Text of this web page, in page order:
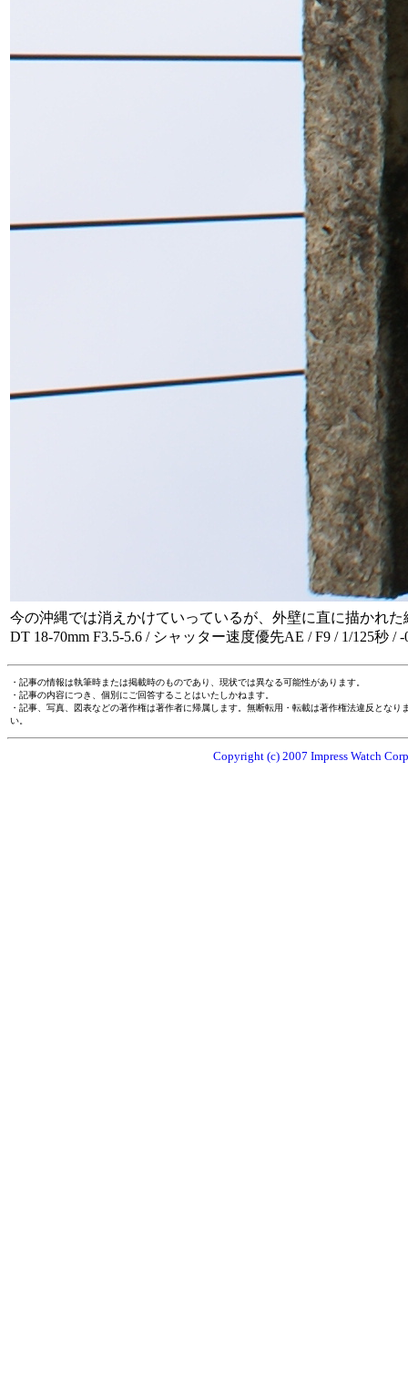
今の沖縄では消えかけていっているが、外壁に直に描かれ
DT 18-70mm F3.5-5.6 / シャッター速度優先AE / F9 / 1/125秒 / -
・記事の情報は執筆時または掲載時のものであり、現状では異なる可能性があります。
・記事の内容につき、個別にご回答することはいたしかねます。
・記事、写真、図表などの著作権は著作者に帰属します。無断転用・転載は著作権法違反とな
い。
Copyright (c) 2007 Impress Watch